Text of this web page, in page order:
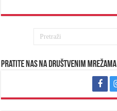
Pratite nas na društvenim mrežama